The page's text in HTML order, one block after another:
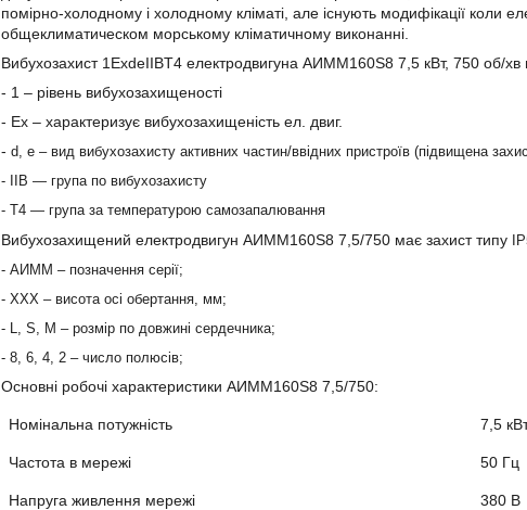
помірно-холодному і холодному кліматі, але існують модифікації коли
общеклиматическом морському кліматичному виконанні.
Вибухозахист 1ExdeIIBT4 електродвигуна АИММ160Ѕ8 7,5 кВт, 750 об/
- 1 – рівень вибухозахищеності
- Ех – характеризує вибухозахищеність ел. двиг.
- d, е – вид вибухозахисту активних частин/ввідних пристроїв (підвищена
- IIB ― група по вибухозахисту
- Т4 ― група за температурою самозапалювання
Вибухозахищений електродвигун АИММ160Ѕ8 7,5/750 має захист типу
- АИММ – позначення серії;
- ХХХ – висота осі обертання, мм;
- L, S, М – розмір по довжині сердечника;
- 8, 6, 4, 2 – число полюсів;
Основні робочі характеристики АИММ160Ѕ8 7,5/750:
Номінальна потужність 7,5
Частота в мережі 50 Гц
Напруга живлення мережі 380 В